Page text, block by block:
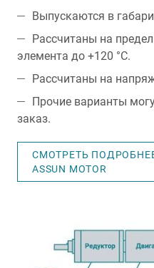
Выпускаются в
Рассчитаны на
элемента до +120 °С.
Рассчитаны на
Прочие варианты
заказ.
СМОТРЕТЬ
ASSUN MOTOR